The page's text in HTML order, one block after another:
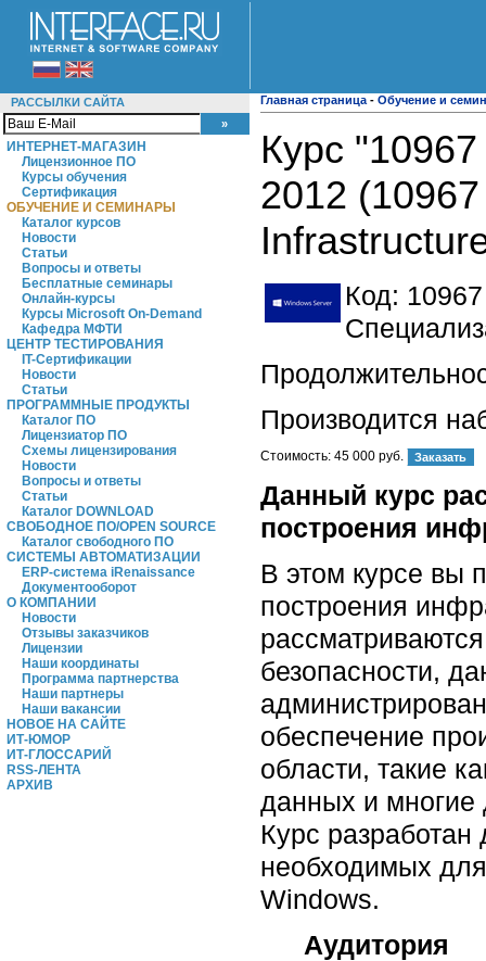
РАССЫЛКИ САЙТА
ИНТЕРНЕТ-МАГАЗИН
Лицензионное ПО
Курсы обучения
Сертификация
ОБУЧЕНИЕ И СЕМИНАРЫ
Каталог курсов
Новости
Статьи
Вопросы и ответы
Бесплатные семинары
Онлайн-курсы
Курсы Microsoft On-Demand
Кафедра МФТИ
ЦЕНТР ТЕСТИРОВАНИЯ
IT-Сертификации
Новости
Статьи
ПРОГРАММНЫЕ ПРОДУКТЫ
Каталог ПО
Лицензиатор ПО
Схемы лицензирования
Новости
Вопросы и ответы
Статьи
Каталог DOWNLOAD
СВОБОДНОЕ ПО/OPEN SOURCE
Каталог свободного ПО
СИСТЕМЫ АВТОМАТИЗАЦИИ
ERP-система iRenaissance
Документооборот
О КОМПАНИИ
Новости
Отзывы заказчиков
Лицензии
Наши координаты
Программа партнерства
Наши партнеры
Наши вакансии
НОВОЕ НА САЙТЕ
ИТ-ЮМОР
ИТ-ГЛОССАРИЙ
RSS-ЛЕНТА
АРХИВ
Главная страница - Обучение и
Курс
2012
Код: 10967
Производится
Стоимость: 45 000 руб.
Данный курс
построения
В этом курсе вы
построения
безопасности,
обеспечение
области, такие
данных и многие
Курс
необходимых
Windows.
Аудитория